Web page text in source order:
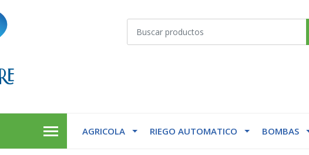
AGRICOLA RIEGO AUTOMATICO BOMBAS